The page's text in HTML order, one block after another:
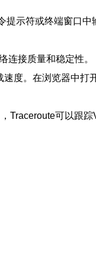
示符或终端窗口中
连接质量和稳定性。
度。在浏览器中打
Traceroute可以跟